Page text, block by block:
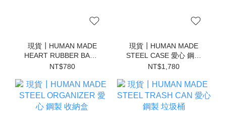
現貨┃HUMAN MADE
HEART RUBBER BAND
愛心 髮圈
NT$780
現貨┃HUMAN MADE
STEEL CASE 愛心 鋼製
小物 收納盒
NT$1,780